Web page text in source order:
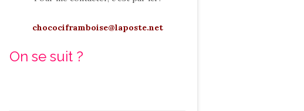
chocociframboise@laposte.net
On se suit ?